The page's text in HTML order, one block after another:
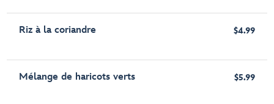
Riz à la coriandre $4.99
Mélange de haricots verts $5.99